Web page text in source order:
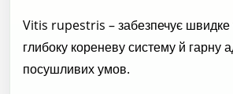
Vitis rupestris – забезпечує швидке
глибоку кореневу систему й гарну
посушливих умов.